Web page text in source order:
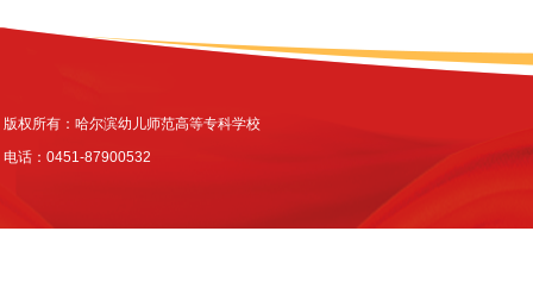
版权所有：哈尔滨幼儿师范高等专科学校
电话：0451-87900532